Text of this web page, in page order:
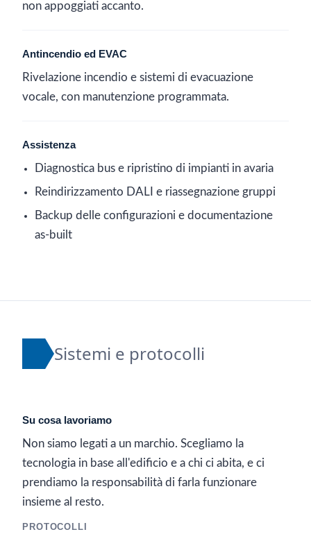
non appoggiati accanto.
Antincendio ed EVAC
Rivelazione incendio e sistemi di evacuazione
vocale, con manutenzione programmata.
Assistenza
Diagnostica bus e ripristino di impianti in avaria
Reindirizzamento DALI e riassegnazione gruppi
Backup delle configurazioni e documentazione
as-built
Sistemi e protocolli
Su cosa lavoriamo
Non siamo legati a un marchio. Scegliamo la
tecnologia in base all'edificio e a chi ci abita, e ci
prendiamo la responsabilità di farla funzionare
insieme al resto.
PROTOCOLLI